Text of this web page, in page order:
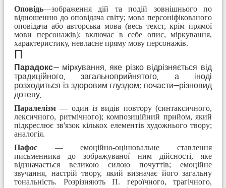
Оповідь—зображення дій та подій зовнішнього по
відношенню до оповідача світу; мова пер­соніфікованого
оповідача або авторська мова (весь текст, крім прямої
мови персонажів); включає в себе опис, міркування,
характеристику, невласне пряму мову персонажів.
П
Парадокс— міркування, яке різко відрізняється від
традиційного, загальноприйнятого, а іноді
розходиться із здоровим глуздом; почасти—різно­вид
дотепу,
Паралелізм — один із видів повтору (синтаксичного,
лексичного, ритмічного); композиційний прийом, який
підкреслює зв'язок кількох елементів худож­нього твору;
аналогія.
Пафос — емоційно-оцінювальне ставлення
письменника до зображуваної ним дійсності, яке
відзначається великою силою почуттів; емоційне
звучання, настрій твору, який визначає його загальну
тональність. Розрізняють П. героїчного, трагічного,